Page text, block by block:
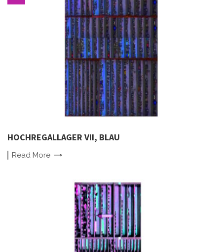
HOCHREGALLAGER VII, BLAU
Read More